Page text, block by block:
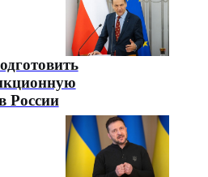
России